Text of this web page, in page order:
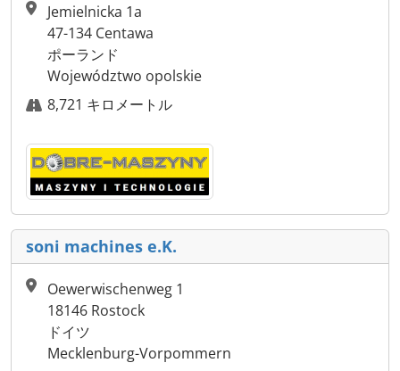
Jemielnicka 1a
47-134 Centawa
ポーランド
Województwo opolskie
8,721 キロメートル
soni machines e.K.
Oewerwischenweg 1
18146 Rostock
ドイツ
Mecklenburg-Vorpommern